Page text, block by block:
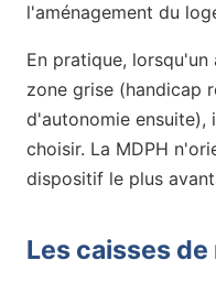
l'aménagement du
En pratique,
zone grise (handicap
d'autonomie ensuite),
choisir. La MDPH
dispositif le plus
Les caisses